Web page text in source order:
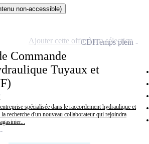
non-accessible)
Commande
Tuyaux et
spécialisée dans le raccordement hydraulique et
recherche d'un nouveau collaborateur qui rejoindra
CDITemps plein
Ajouter cette offre à ma sélection